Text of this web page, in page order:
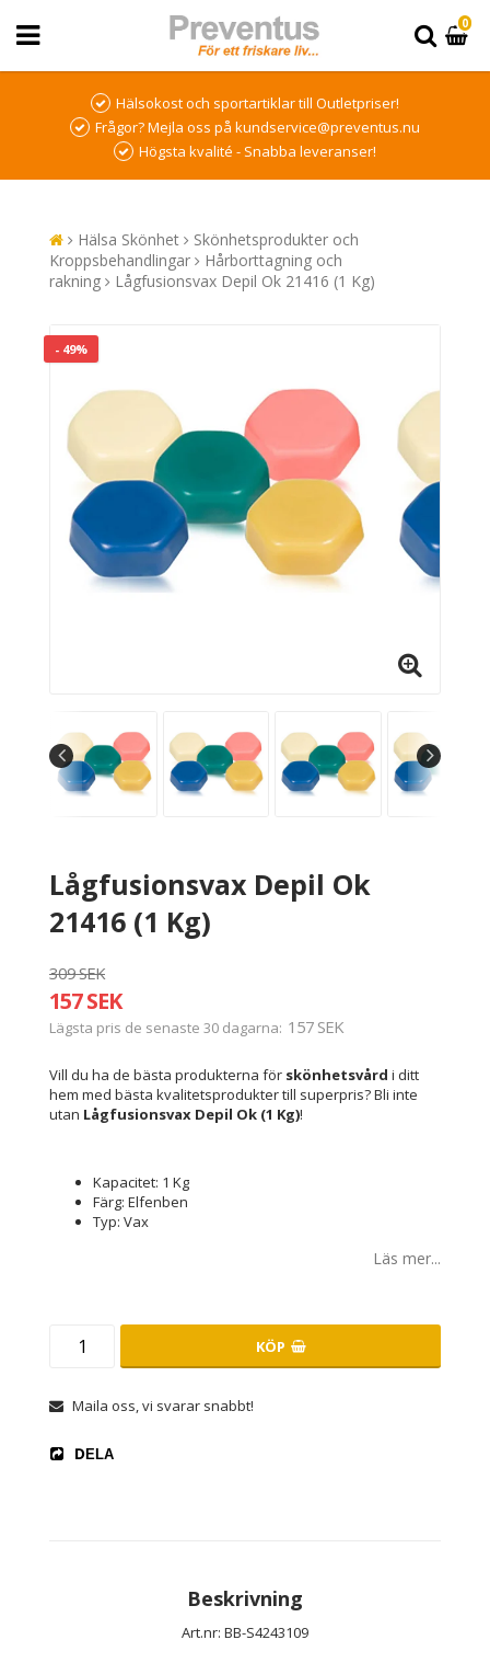
0
Hälsokost och sportartiklar till Outletpriser!
Frågor? Mejla oss på kundservice@preventus.nu
Högsta kvalité - Snabba leveranser!
Hälsa Skönhet
Skönhetsprodukter och
Kroppsbehandlingar
Hårborttagning och
rakning
Lågfusionsvax Depil Ok 21416 (1 Kg)
- 49%
Lågfusionsvax Depil Ok
21416 (1 Kg)
309 SEK
157 SEK
Lägsta pris de senaste 30 dagarna 157 SEK
Vill du ha de bästa produkterna för skönhetsvård i ditt
hem med bästa kvalitetsprodukter till superpris? Bli inte
utan Lågfusionsvax Depil Ok (1 Kg)!
Kapacitet: 1 Kg
Färg: Elfenben
Typ: Vax
Läs mer...
KÖP
Maila oss, vi svarar snabbt!
DELA
Beskrivning
Art.nr: BB-S4243109